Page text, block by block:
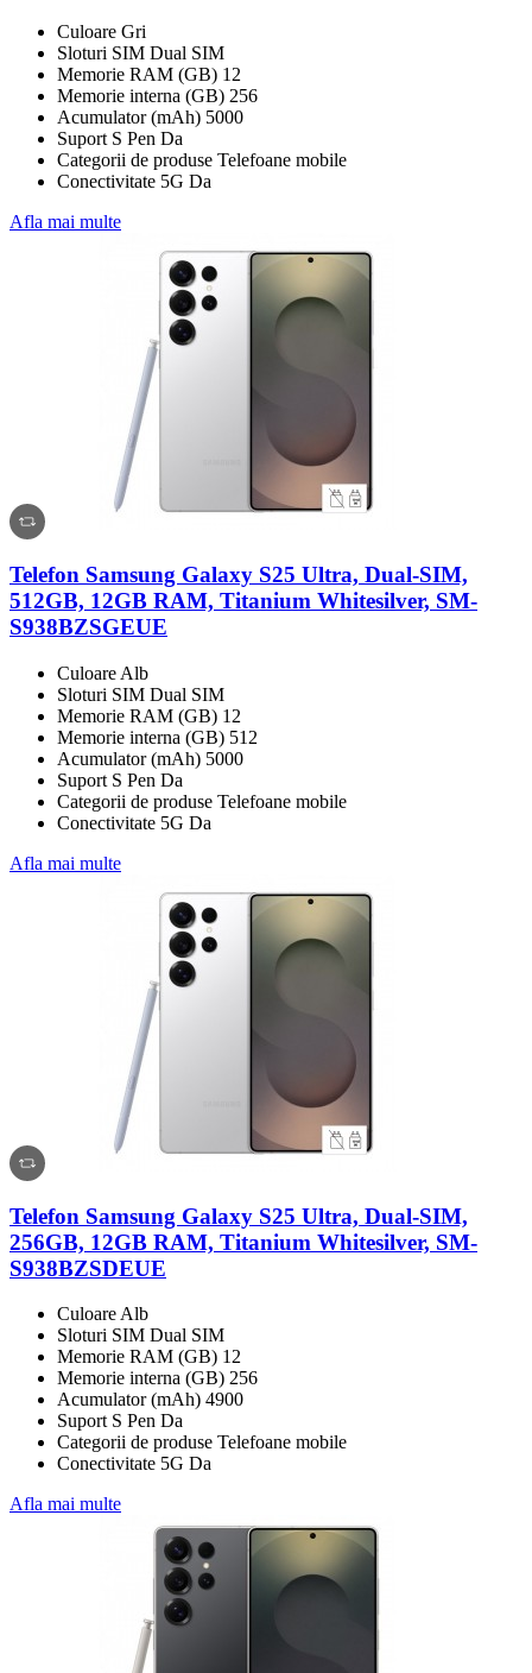
Culoare Gri
Sloturi SIM Dual SIM
Memorie RAM (GB) 12
Memorie interna (GB) 256
Acumulator (mAh) 5000
Suport S Pen Da
Categorii de produse Telefoane mobile
Conectivitate 5G Da
Afla mai multe
Telefon Samsung Galaxy S25 Ultra, Dual-SIM,
512GB, 12GB RAM, Titanium Whitesilver, SM-
S938BZSGEUE
Culoare Alb
Sloturi SIM Dual SIM
Memorie RAM (GB) 12
Memorie interna (GB) 512
Acumulator (mAh) 5000
Suport S Pen Da
Categorii de produse Telefoane mobile
Conectivitate 5G Da
Afla mai multe
Telefon Samsung Galaxy S25 Ultra, Dual-SIM,
256GB, 12GB RAM, Titanium Whitesilver, SM-
S938BZSDEUE
Culoare Alb
Sloturi SIM Dual SIM
Memorie RAM (GB) 12
Memorie interna (GB) 256
Acumulator (mAh) 4900
Suport S Pen Da
Categorii de produse Telefoane mobile
Conectivitate 5G Da
Afla mai multe